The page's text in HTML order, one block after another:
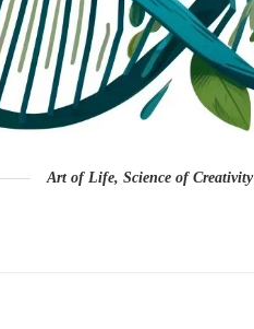
Art of Life, Science of Creativity